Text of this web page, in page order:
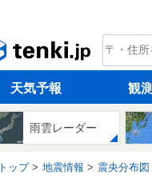
tenki.jp
天気予報 観測
雨雲レーダー
トップ 地震情報 震央分布図